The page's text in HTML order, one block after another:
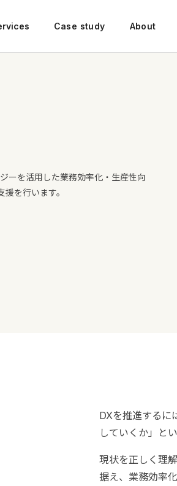
Case study About
ーを活用した業務効率化・生産性向
を行います。
DXを推進するに
していくか」と
現状を正しく理
据え、業務効率